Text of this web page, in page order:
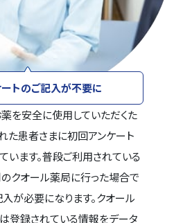
トのご記入が不要に
を安全に使用していただくた
た患者さまに初回アンケート
います。普段ご利用されている
クオール薬局に行った場合で
入が必要になります。クオール
登録されている情報をデータ